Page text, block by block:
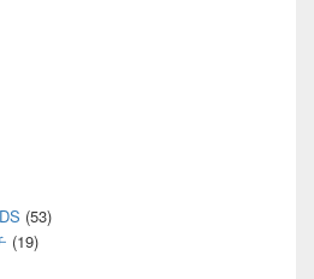
(53)
(19)